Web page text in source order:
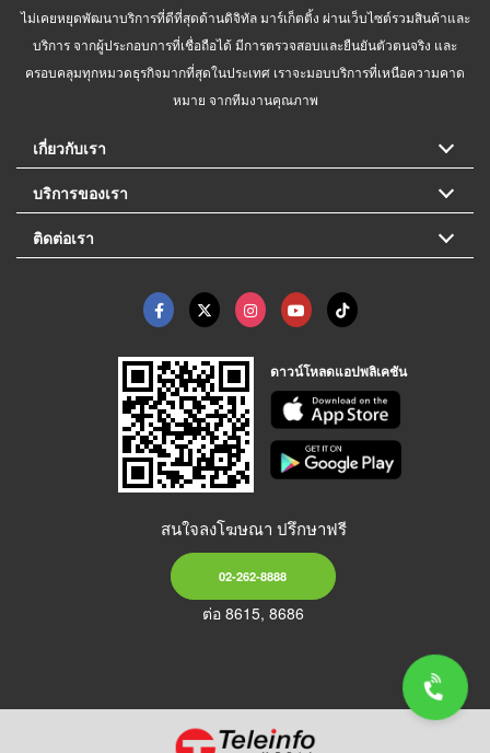
ไม่เคยหยุดพัฒนาบริการที่ดีที่สุดด้านดิจิทัล มาร์เก็ตติ้ง ผ่านเว็บไซต์รวมสินค้าและ
บริการ จากผู้ประกอบการที่เชื่อถือได้ มีการตรวจสอบและยืนยันตัวตนจริง และ
ครอบคลุมทุกหมวดธุรกิจมากที่สุดในประเทศ เราจะมอบบริการที่เหนือความคาด
หมาย จากทีมงานคุณภาพ
เกี่ยวกับเรา
บริการของเรา
ติดต่อเรา
ดาวน์โหลดแอปพลิเคชัน
สนใจลงโฆษณา ปรึกษาฟรี
02-262-8888
ต่อ 8615, 8686